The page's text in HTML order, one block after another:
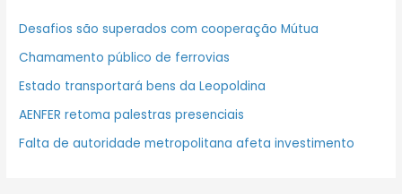
Desafios são superados com cooperação Mútua
Chamamento público de ferrovias
Estado transportará bens da Leopoldina
AENFER retoma palestras presenciais
Falta de autoridade metropolitana afeta investimento